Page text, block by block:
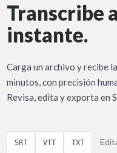
Transcribe
instante.
Carga un archivo y recibe
minutos, con precisión
Revisa, edita y exporta en
SRT VTT TXT